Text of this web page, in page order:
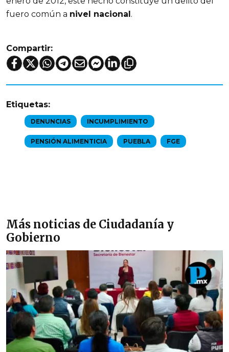
fuero común a nivel nacional .
Compartir:
Etiquetas:
DENUNCIAS INCUMPLIMIENTO
PENSIÓN ALIMENTICIA PUEBLA FGE
Más noticias de Ciudadanía y
Gobierno